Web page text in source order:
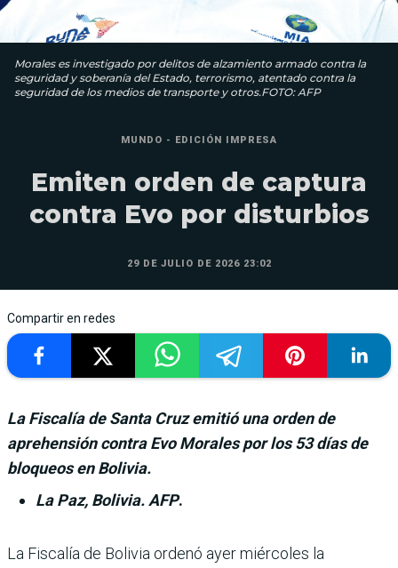
Morales es investigado por delitos de alzamiento armado contra la
seguridad y soberanía del Estado, terrorismo, atentado contra la
seguridad de los medios de transporte y otros.FOTO: AFP
MUNDO - EDICIÓN IMPRESA
Emiten orden de captura
contra Evo por disturbios
29 DE JULIO DE 2026 23:02
Compartir en redes
La Fiscalía de Santa Cruz emitió una orden de
aprehensión contra Evo Morales por los 53 días de
bloqueos en Bolivia.
La Paz, Bolivia. AFP.
La Fiscalía de Bolivia ordenó ayer miércoles la